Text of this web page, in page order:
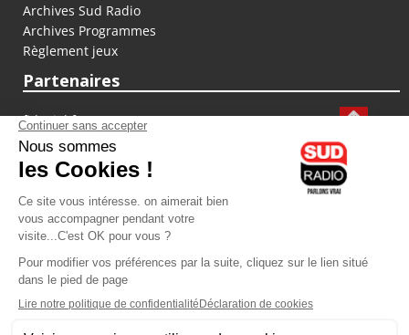
Archives Sud Radio
Archives Programmes
Règlement jeux
Partenaires
fiducial.fr
lyoncapitale.fr
olympique-et-lyonnais.com
L'application Iphone / Android
Téléchargez l'application
Les cookies